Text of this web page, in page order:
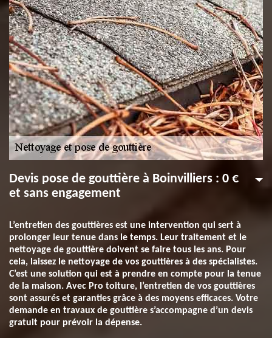
Devis pose de gouttière à Boinvilliers : 0 €
et sans engagement
L’entretien des gouttières est une intervention qui sert à
prolonger leur tenue dans le temps. Leur traitement et le
nettoyage de gouttière doivent se faire tous les ans. Pour
cela, laissez le nettoyage de vos gouttières à des spécialistes.
C’est une solution qui est à prendre en compte pour la tenue
de la maison. Avec Pro toiture, l’entretien de vos gouttières
sont assurés et garanties grâce à des moyens efficaces. Votre
demande en travaux de gouttière s’accompagne d’un devis
gratuit pour prévoir la dépense.